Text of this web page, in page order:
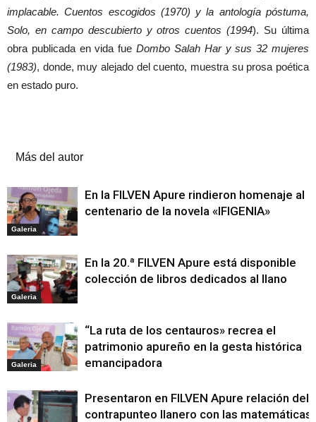
implacable. Cuentos escogidos (1970) y la antología póstuma,
Solo, en campo descubierto y otros cuentos (1994). Su última
obra publicada en vida fueDombo Salah Har y sus 32 mujeres
(1983), donde, muy alejado del cuento, muestra su prosa poética
en estado puro.
Más del autor
Galeria
En la FILVEN Apure rindieron homenaje al
centenario de la novela «IFIGENIA»
Galeria
En la 20.ª FILVEN Apure está disponible
colección de libros dedicados al llano
Galeria
“La ruta de los centauros» recrea el
patrimonio apureño en la gesta histórica
emancipadora
Presentaron en FILVEN Apure relación del
contrapunteo llanero con las matemáticas